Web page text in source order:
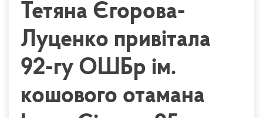
Тетяна Єгорова-
Луценко привітала
92-гу ОШБр ім.
кошового отамана